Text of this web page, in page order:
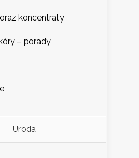
koncentraty
– porady
Uroda